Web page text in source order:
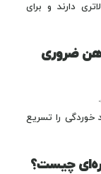
دارند و برای
ضروری
را تسریع